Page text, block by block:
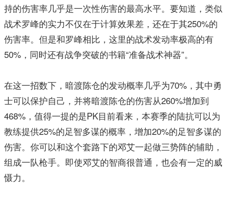
持的伤害率几乎是一次性伤害的最高水平。要知道，类似
战术罗峰的实力不仅在于计算效果差，还在于其250%的
伤害率。但是和罗峰相比，这里的战术发动率极高的有
50%，同时还有战争突破的书籍“准备战术神器”。
在这一招数下，暗渡陈仓的发动概率几乎为70%，其中勇
士可以保护自己，并将暗渡陈仓的伤害从260%增加到
468%，值得一提的是PK目前看来，本赛季的陆抗可以为
教练提供25%的足智多谋的概率，增加20%的足智多谋的
伤害。你可以和这个套路下的邓艾一起做三势阵的辅助，
组成一队枪手。即使邓艾的智商很普通，也会有一定的威
慑力。